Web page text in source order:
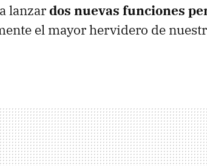
lanzardos nuevas funciones
el mayor hervidero de